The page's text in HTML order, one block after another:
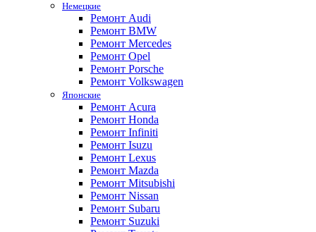
Немецкие
Ремонт Audi
Ремонт BMW
Ремонт Mercedes
Ремонт Opel
Ремонт Porsche
Ремонт Volkswagen
Японские
Ремонт Acura
Ремонт Honda
Ремонт Infiniti
Ремонт Isuzu
Ремонт Lexus
Ремонт Mazda
Ремонт Mitsubishi
Ремонт Nissan
Ремонт Subaru
Ремонт Suzuki